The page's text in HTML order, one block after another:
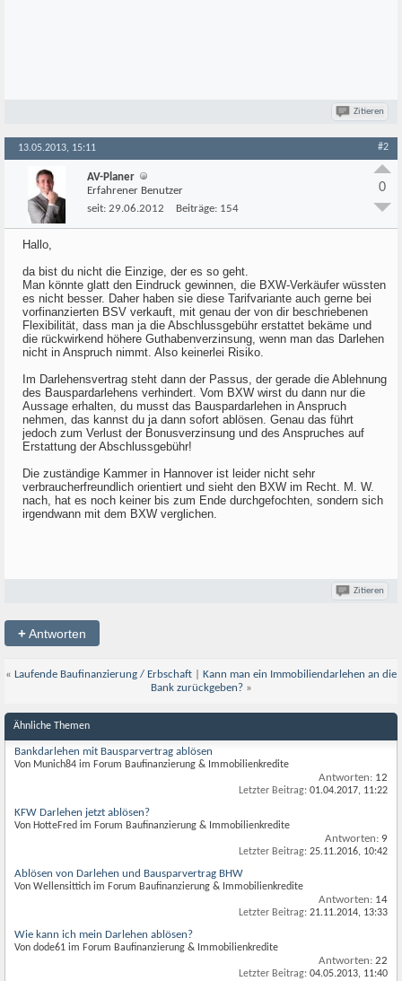
Zitieren
13.05.2013, 15:11 #2
AV-Planer
Erfahrener Benutzer
seit: 29.06.2012 Beiträge: 154
0
Hallo,
da bist du nicht die Einzige, der es so geht.
Man könnte glatt den Eindruck gewinnen, die BXW-Verkäufer wüssten
es nicht besser. Daher haben sie diese Tarifvariante auch gerne bei
vorfinanzierten BSV verkauft, mit genau der von dir beschriebenen
Flexibilität, dass man ja die Abschlussgebühr erstattet bekäme und
die rückwirkend höhere Guthabenverzinsung, wenn man das Darlehen
nicht in Anspruch nimmt. Also keinerlei Risiko.
Im Darlehensvertrag steht dann der Passus, der gerade die Ablehnung
des Bauspardarlehens verhindert. Vom BXW wirst du dann nur die
Aussage erhalten, du musst das Bauspardarlehen in Anspruch
nehmen, das kannst du ja dann sofort ablösen. Genau das führt
jedoch zum Verlust der Bonusverzinsung und des Anspruches auf
Erstattung der Abschlussgebühr!
Die zuständige Kammer in Hannover ist leider nicht sehr
verbraucherfreundlich orientiert und sieht den BXW im Recht. M. W.
nach, hat es noch keiner bis zum Ende durchgefochten, sondern sich
irgendwann mit dem BXW verglichen.
Zitieren
+Antworten
« Laufende Baufinanzierung / Erbschaft
Kann man ein Immobiliendarlehen an die
Bank zurückgeben? »
Ähnliche Themen
Bankdarlehen mit Bausparvertrag ablösen
Von Munich84 im Forum Baufinanzierung & Immobilienkredite
Antworten: 12
Letzter Beitrag: 01.04.2017, 11:22
KFW Darlehen jetzt ablösen?
Von HotteFred im Forum Baufinanzierung & Immobilienkredite
Antworten: 9
Letzter Beitrag: 25.11.2016, 10:42
Ablösen von Darlehen und Bausparvertrag BHW
Von Wellensittich im Forum Baufinanzierung & Immobilienkredite
Antworten: 14
Letzter Beitrag: 21.11.2014, 13:33
Wie kann ich mein Darlehen ablösen?
Von dode61 im Forum Baufinanzierung & Immobilienkredite
Antworten: 22
Letzter Beitrag: 04.05.2013, 11:40